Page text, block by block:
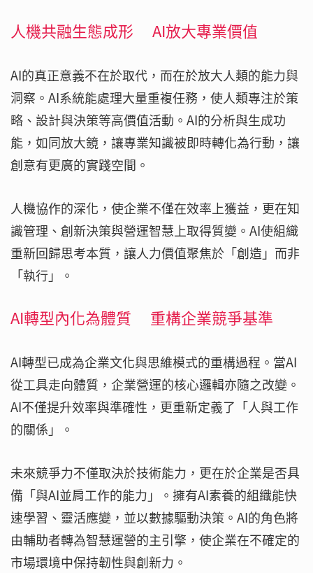
人機共融生態成形 AI放大專業價值
AI的真正意義不在於取代，而在於放大人類的能力與
洞察。AI系統能處理大量重複任務，使人類專注於策
略、設計與決策等高價值活動。AI的分析與生成功
能，如同放大鏡，讓專業知識被即時轉化為行動，讓
創意有更廣的實踐空間。
人機協作的深化，使企業不僅在效率上獲益，更在知
識管理、創新決策與營運智慧上取得質變。AI使組織
重新回歸思考本質，讓人力價值聚焦於「創造」而非
「執行」。
AI轉型內化為體質 重構企業競爭基準
AI轉型已成為企業文化與思維模式的重構過程。當AI
從工具走向體質，企業營運的核心邏輯亦隨之改變。
AI不僅提升效率與準確性，更重新定義了「人與工作
的關係」。
未來競爭力不僅取決於技術能力，更在於企業是否具
備「與AI並肩工作的能力」。擁有AI素養的組織能快
速學習、靈活應變，並以數據驅動決策。AI的角色將
由輔助者轉為智慧運營的主引擎，使企業在不確定的
市場環境中保持韌性與創新力。